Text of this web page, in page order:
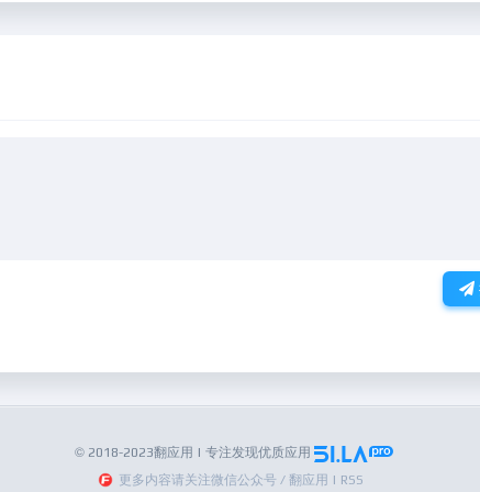
© 2018-2023翻应用 | 专注发现优质应用
更多内容请关注微信公众号 / 翻应用 | RSS